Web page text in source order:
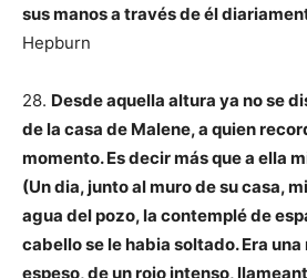
sus manos a través de él
Hepburn
28. Desde aquella altura ya no se
de la casa de Malene, a quien
momento. Es decir más que a ella
(Un dia, junto al muro de su casa,
agua del pozo, la contemplé de
cabello se le habia soltado. Era
espeso, de un rojo intenso,